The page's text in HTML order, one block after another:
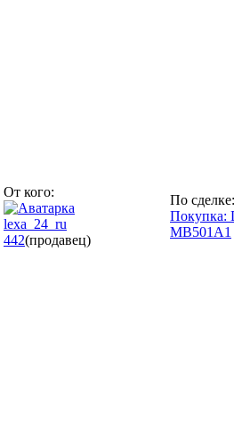
От кого:
lexa_24_ru
442(продавец)
По сделке:
Покупка:
MB501A1